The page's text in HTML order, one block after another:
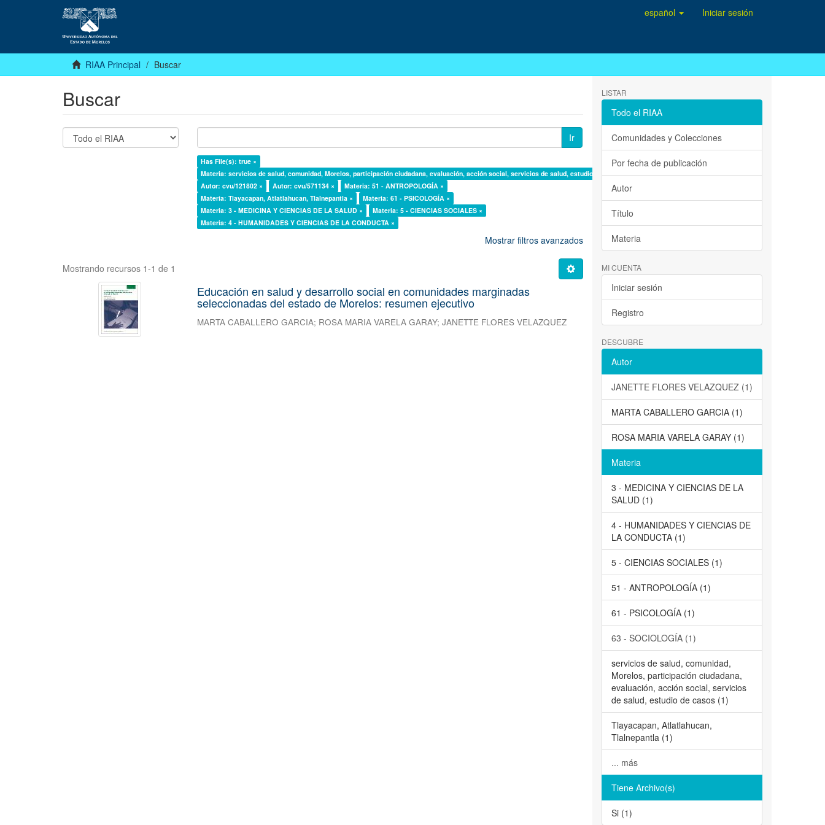
español Iniciar sesión
RIAA Principal Buscar
Buscar
Ir
Has File(s): true ×
Materia: servicios de salud, comunidad, Morelos, participación ciudadana, evaluación, acción social, servicios de salud, estudio de casos ×
Autor: cvu/121802 ×
Autor: cvu/571134 ×
Materia: 51 - ANTROPOLOGÍA ×
Materia: Tlayacapan, Atlatlahucan, Tlalnepantla ×
Materia: 61 - PSICOLOGÍA ×
Materia: 3 - MEDICINA Y CIENCIAS DE LA SALUD ×
Materia: 5 - CIENCIAS SOCIALES ×
Materia: 4 - HUMANIDADES Y CIENCIAS DE LA CONDUCTA ×
Mostrar filtros avanzados
Mostrando recursos 1-1 de 1
Educación en salud y desarrollo social en comunidades marginadas
seleccionadas del estado de Morelos: resumen ejecutivo
MARTA CABALLERO GARCIA; ROSA MARIA VARELA GARAY;JANETTE FLORES VELAZQUEZ
LISTAR
Todo el RIAA
Comunidades y Colecciones
Por fecha de publicación
Autor
Título
Materia
MI CUENTA
Iniciar sesión
Registro
DESCUBRE
Autor
JANETTE FLORES VELAZQUEZ (1)
MARTA CABALLERO GARCIA (1)
ROSA MARIA VARELA GARAY (1)
Materia
3 - MEDICINA Y CIENCIAS DE LA
SALUD (1)
4 - HUMANIDADES Y CIENCIAS DE
LA CONDUCTA (1)
5 - CIENCIAS SOCIALES (1)
51 - ANTROPOLOGÍA (1)
61 - PSICOLOGÍA (1)
63 - SOCIOLOGÍA (1)
servicios de salud, comunidad,
Morelos, participación ciudadana,
evaluación, acción social, servicios
de salud, estudio de casos (1)
Tlayacapan, Atlatlahucan,
Tlalnepantla (1)
... más
Tiene Archivo(s)
Si (1)